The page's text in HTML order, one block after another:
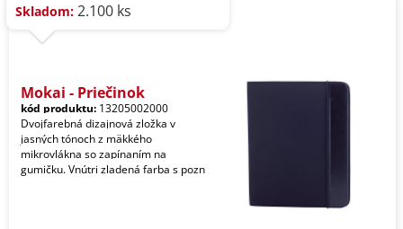
Skladom: 2.100 ks
Mokai - Priečinok
kód produktu: 13205002000
Dvojfarebná dizajnová zložka v
jasných tónoch z mäkkého
mikrovlákna so zapínaním na
gumičku. Vnútri zladená farba s pozn